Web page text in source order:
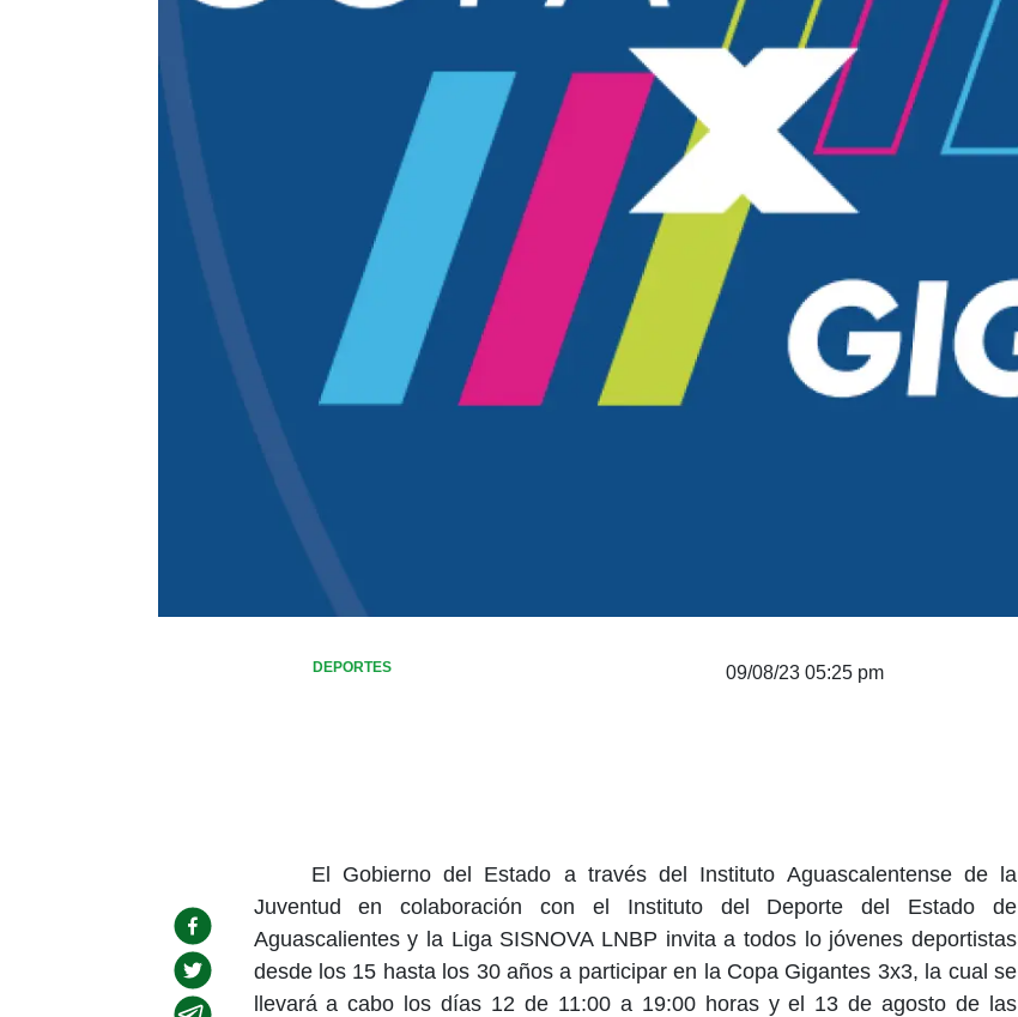
DEPORTES 09/08/23 05:25 pm
El Gobierno del Estado a través del Instituto Aguascalentense de la
Juventud en colaboración con el Instituto del Deporte del Estado de
Aguascalientes y la Liga SISNOVA LNBP invita a todos lo jóvenes deportistas
desde los 15 hasta los 30 años a participar en la Copa Gigantes 3x3, la cual se
llevará a cabo los días 12 de 11:00 a 19:00 horas y el 13 de agosto de las